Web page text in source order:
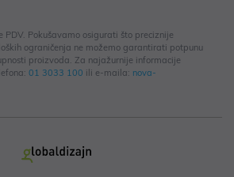
PDV. Pokušavamo osigurati što preciznije
ograničenja ne možemo garantirati potpunu
proizvoda. Za najažurnije informacije
01 3033 100 ili e-maila: nova-